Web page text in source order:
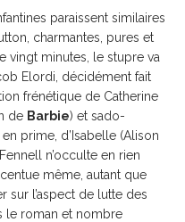
paraissent similaires
charmantes, pures et
vingt minutes, le stupre va
Elordi, décidément fait
frénétique de Catherine
de Barbie) et sado-
prime, d’Isabelle (Alison
n’occulte en rien
même, autant que
sur l’aspect de lutte des
le roman et nombre